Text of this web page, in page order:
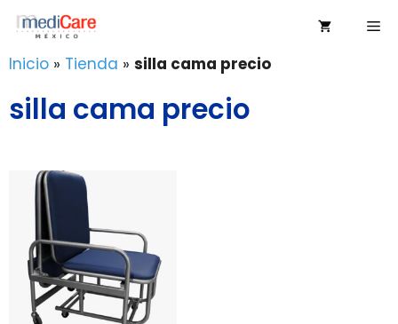
Saltar
contenido
Inicio » Tienda » silla cama precio
silla cama precio